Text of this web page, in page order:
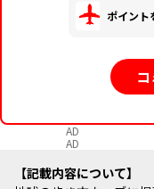
ポイント
AD
AD
記載内容について